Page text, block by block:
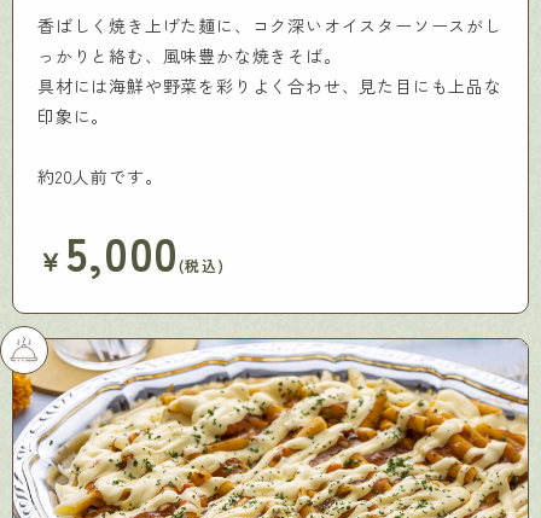
香ばしく焼き上げた麺に、コク深いオイスターソースがし
っかりと絡む、風味豊かな焼きそば。
具材には海鮮や野菜を彩りよく合わせ、見た目にも上品な
印象に。
約20人前です。
￥5,000(税込)